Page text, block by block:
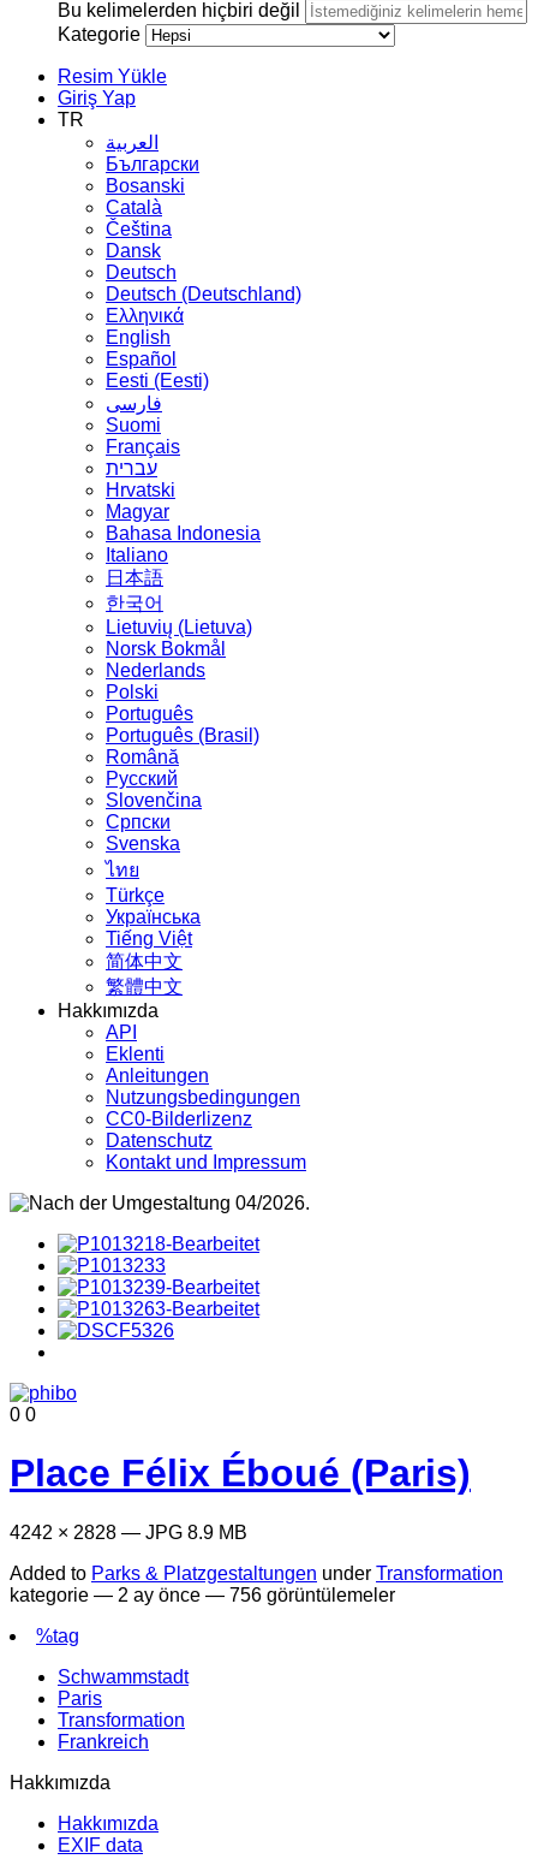
Bu kelimelerden hiçbiri değil
Kategorie
Resim Yükle
Giriş Yap
TR
العربية
Български
Bosanski
Сatalà
Čeština
Dansk
Deutsch
Deutsch (Deutschland)
Ελληνικά
English
Español
Eesti (Eesti)
فارسی
Suomi
Français
עברית
Hrvatski
Magyar
Bahasa Indonesia
Italiano
日本語
한국어
Lietuvių (Lietuva)
‪Norsk Bokmål‬
Nederlands
Polski
Português
Português (Brasil)
Română
Русский
Slovenčina
Српски
Svenska
ไทย
Türkçe
Українська
Tiếng Việt
简体中文
繁體中文
Hakkımızda
API
Eklenti
Anleitungen
Nutzungsbedingungen
CC0-Bilderlizenz
Datenschutz
Kontakt und Impressum
0 0
Place Félix Éboué (Paris)
4242 × 2828 — JPG 8.9 MB
Added to Parks & Platzgestaltungen under Transformation
kategorie — 2 ay önce — 756 görüntülemeler
%tag
Schwammstadt
Paris
Transformation
Frankreich
Hakkımızda
Hakkımızda
EXIF data